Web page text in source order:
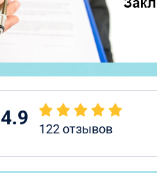
4.9 122отзывов